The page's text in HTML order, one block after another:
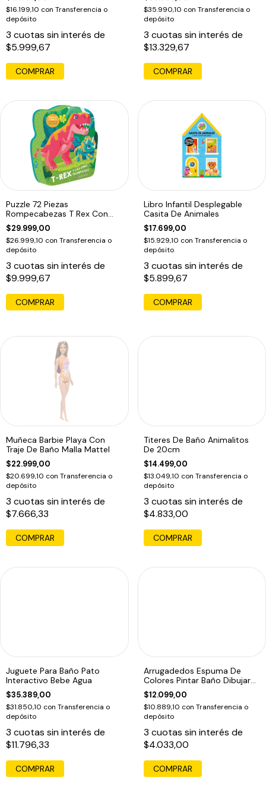
$16.199,10 con Transferencia o
depósito
3 cuotas sin interés de
$5.999,67
COMPRAR
$35.990,10 con Transferencia o
depósito
3 cuotas sin interés de
$13.329,67
COMPRAR
Puzzle 72 Piezas
Rompecabezas T Rex Con
Libro Las Dino Olimp
$29.999,00
$26.999,10 con Transferencia o
depósito
3 cuotas sin interés de
$9.999,67
Libro Infantil Desplegable
Casita De Animales
$17.699,00
$15.929,10 con Transferencia o
depósito
3 cuotas sin interés de
$5.899,67
Muñeca Barbie Playa Con
Traje De Baño Malla Mattel
$22.999,00
$20.699,10 con Transferencia o
depósito
3 cuotas sin interés de
$7.666,33
COMPRAR
Titeres De Baño Animalitos
De 20cm
$14.499,00
$13.049,10 con Transferencia o
depósito
3 cuotas sin interés de
$4.833,00
COMPRAR
Juguete Para Baño Pato
Interactivo Bebe Agua
$35.389,00
$31.850,10 con Transferencia o
depósito
3 cuotas sin interés de
$11.796,33
COMPRAR
Arrugadedos Espuma De
Colores Pintar Baño Dibujar
Bañera
$12.099,00
$10.889,10 con Transferencia o
depósito
3 cuotas sin interés de
$4.033,00
COMPRAR